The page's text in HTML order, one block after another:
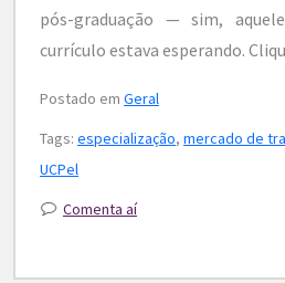
pós-graduação — sim,
currículo estava esperando.
Postado em Geral
Tags: especialização, mercado de
UCPel
Comenta aí